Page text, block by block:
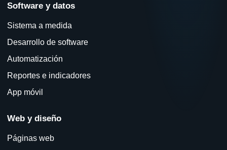
Software y datos
Sistema a medida
Desarrollo de software
Automatización
Reportes e indicadores
App móvil
Web y diseño
Páginas web